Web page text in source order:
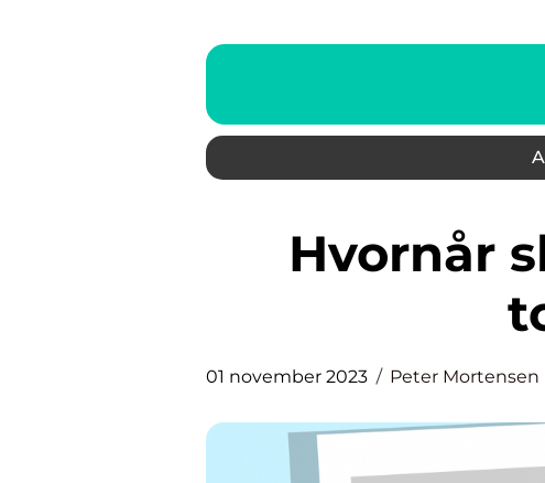
Hvornår skal man betale
01 november 2023 Peter Mortensen